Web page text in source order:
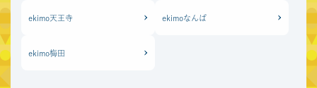
ekimo天王寺 ekimoなんば
ekimo梅田